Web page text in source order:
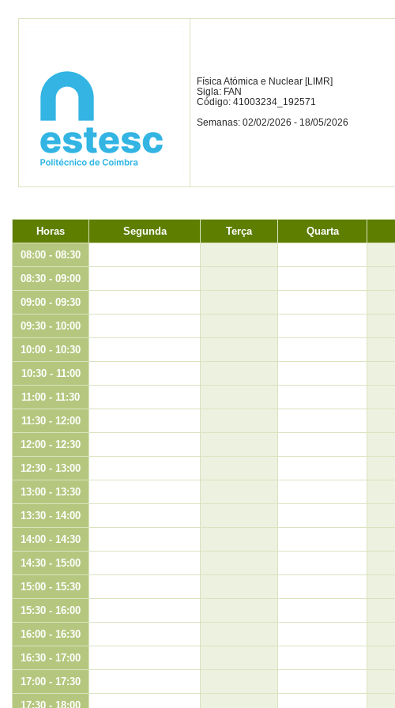
Física Atómica e Nuclear [LIMR]
Sigla: FAN
Código: 41003234_192571
Semanas: 02/02/2026 - 18/05/2026
Horas Segunda Terça Quarta
08:00 - 08:30
08:30 - 09:00
09:00 - 09:30
09:30 - 10:00
10:00 - 10:30
10:30 - 11:00
11:00 - 11:30
11:30 - 12:00
12:00 - 12:30
12:30 - 13:00
13:00 - 13:30
13:30 - 14:00
14:00 - 14:30
14:30 - 15:00
15:00 - 15:30
15:30 - 16:00
16:00 - 16:30
16:30 - 17:00
17:00 - 17:30
17:30 - 18:00